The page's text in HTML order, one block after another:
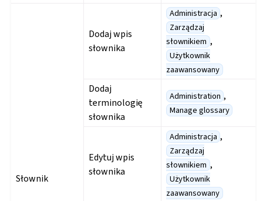
Słownik
Dodaj wpis
słownika
Administracja ,
Zarządzaj
słownikiem ,
Użytkownik
zaawansowany
Dodaj
terminologię
słownika
Administration ,
Manage glossary
Edytuj wpis
słownika
Administracja ,
Zarządzaj
słownikiem ,
Użytkownik
zaawansowany